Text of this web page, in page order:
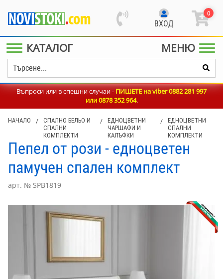
ВХОД
0
КАТАЛОГ МЕНЮ
Въпроси или в спешни случаи -ПИШЕТЕ на viber 0882 281 997
или0878 352 964.
НАЧАЛО /
СПАЛНО БЕЛЬО И
СПАЛНИ
КОМПЛЕКТИ
/
ЕДНОЦВЕТНИ
ЧАРШАФИ И
КАЛЪФКИ
/
ЕДНОЦВЕТНИ
СПАЛНИ
КОМПЛЕКТИ
Пепел от рози - едноцветен
памучен спален комплект
арт. № SPB1819